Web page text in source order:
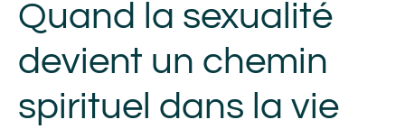
Quand la sexualité
devient un chemin
spirituel dans la vie